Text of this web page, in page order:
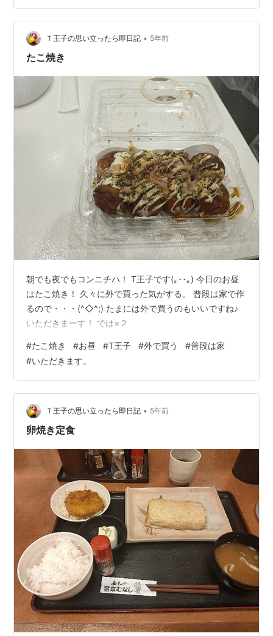
マホ片手に...テレビを見ながら...とりあえず「いただきま
す」とか「ごちそうさま」って言っている自分の姿が頭
に浮かんだからです... なぜ、きちんと手を合わせなさい
って…
Ｔ王子の思い立ったら即日記 • 5年前
たこ焼き
朝でも夜でもコンニチハ！ T王子です(｡･･｡) 今日のお昼
はたこ焼き！ 久々に外で買った気がする。 普段は家で作
るので・・・(^◇^;) たまには外で買うのもいいですね♪
いただきまーす！ では×２
#たこ焼き #お昼 #T王子 #外で買う #普段は家
#いただきます。
Ｔ王子の思い立ったら即日記 • 5年前
卵焼き定食